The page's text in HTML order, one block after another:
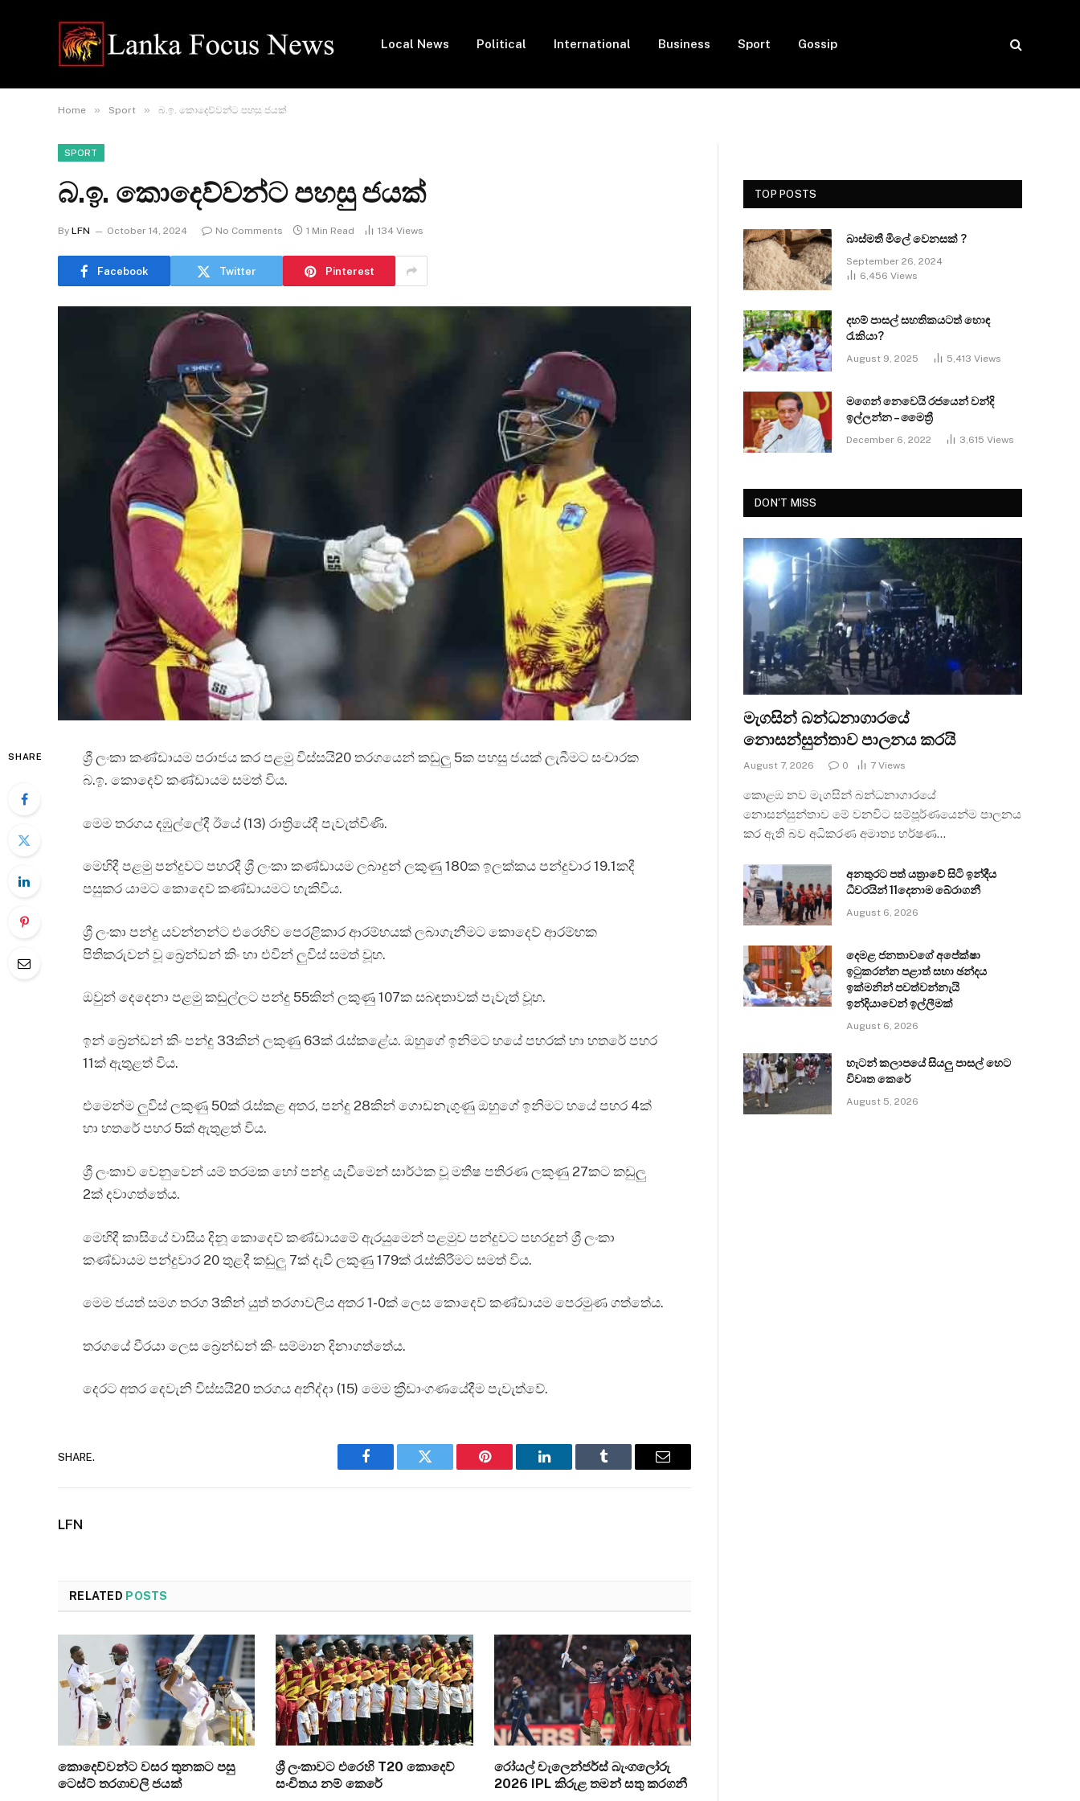
Local News Political International Business Sport Gossip
Home » Sport » බ.ඉ. කොදෙව්වන්ට පහසු ජයක්
SPORT
බ.ඉ. කොදෙව්වන්ට පහසු ජයක්
By LFN October 14, 2024 No Comments 1 Min Read 134 Views
Facebook Twitter Pinterest
SHARE
ශ්‍රී ලංකා කණ්ඩායම පරාජය කර පළමු විස්සයි20 තරගයෙන් කඩුලු 5ක පහසු ජයක් ලැබීමට සංචාරක
බ.ඉ. කොදෙව් කණ්ඩායම සමත් විය.
මෙම තරගය දඹුල්ලේදී ඊයේ (13) රාත්‍රියේදී පැවැත්විණි.
මෙහිදී පළමු පන්දුවට පහරදී ශ්‍රී ලංකා කණ්ඩායම ලබාදුන් ලකුණු 180ක ඉලක්කය පන්දුවාර 19.1කදී
පසුකර යාමට කොදෙව් කණ්ඩායමට හැකිවිය.
ශ්‍රී ලංකා පන්දු යවන්නන්ට එරෙහිව පෙරළිකාර ආරම්භයක් ලබාගැනීමට කොදෙව් ආරම්භක
පිතිකරුවන් වූ බ්‍රෙන්ඩන් කිං හා එවින් ලුවිස් සමත් වූහ.
ඔවුන් දෙදෙනා පළමු කඩුල්ලට පන්දු 55කින් ලකුණු 107ක සබඳතාවක් පැවැත් වූහ.
ඉන් බ්‍රෙන්ඩන් කිං පන්දු 33කින් ලකුණු 63ක් රැස්කළේය. ඔහුගේ ඉනිමට හයේ පහරක් හා හතරේ පහර
11ක් ඇතුළත් විය.
එමෙන්ම ලුවිස් ලකුණු 50ක් රැස්කළ අතර, පන්දු 28කින් ගොඩනැගුණු ඔහුගේ ඉනිමට හයේ පහර 4ක්
හා හතරේ පහර 5ක් ඇතුළත් විය.
ශ්‍රී ලංකාව වෙනුවෙන් යම් තරමක හෝ පන්දු යැවීමෙන් සාර්ථක වූ මතීෂ පතිරණ ලකුණු 27කට කඩුලු
2ක් දවාගත්තේය.
මෙහිදී කාසියේ වාසිය දිනූ කොදෙව් කණ්ඩායමේ ඇරයුමෙන් පළමුව පන්දුවට පහරදුන් ශ්‍රී ලංකා
කණ්ඩායම පන්දුවාර 20 තුළදී කඩුලු 7ක් දැවී ලකුණු 179ක් රැස්කිරීමට සමත් විය.
මෙම ජයත් සමග තරග 3කින් යුත් තරගාවලිය අතර 1-0ක් ලෙස කොදෙව් කණ්ඩායම පෙරමුණ ගත්තේය.
තරගයේ වීරයා ලෙස බ්‍රෙන්ඩන් කිං සම්මාන දිනාගත්තේය.
දෙරට අතර දෙවැනි විස්සයි20 තරගය අනිද්දා (15) මෙම ක්‍රීඩාංගණයේදීම පැවැත්වේ.
SHARE.
Facebook Twitter Pinterest LinkedIn Tumblr Email
LFN
RELATED POSTS
කොදෙව්වන්ට වසර තුනකට පසු
ටෙස්ට් තරගාවලි ජයක්
ශ්‍රී ලංකාවට එරෙහි T20 කොදෙව්
සංචිතය නම් කෙරේ
රෝයල් චැලෙන්ජර්ස් බැංගලෝරු
2026 IPL කිරුළ තමන් සතු කරගනී
TOP POSTS
බාස්මතී මිලේ වෙනසක් ?
September 26, 2024
6,456 Views
දහම් පාසල් සහතිකයටත් හොඳ
රැකියා?
August 9, 2025 5,413 Views
මගෙන් නෙවෙයි රජයෙන් වන්දි
ඉල්ලන්න – මෛත්‍රී
December 6, 2022 3,615 Views
DON'T MISS
මැගසින් බන්ධනාගාරයේ
නොසන්සුන්තාව පාලනය කරයි
August 7, 2026 0 7 Views
කොළඹ නව මැගසින් බන්ධනාගාරයේ
නොසන්සුන්තාව මේ වනවිට සම්පූර්ණයෙන්ම පාලනය
කර ඇති බව අධිකරණ අමාත්‍ය හර්ෂණ…
අනතුරට පත් යත්‍රාවේ සිටි ඉන්දීය
ධීවරයින් 11දෙනාම බේරාගනී
August 6, 2026
දෙමළ ජනතාවගේ අපේක්ෂා
ඉටුකරන්න පළාත් සභා ඡන්දය
ඉක්මනින් පවත්වන්නැයි
ඉන්දියාවෙන් ඉල්ලීමක්
August 6, 2026
හැටන් කලාපයේ සියලු පාසල් හෙට
විවෘත කෙරේ
August 5, 2026